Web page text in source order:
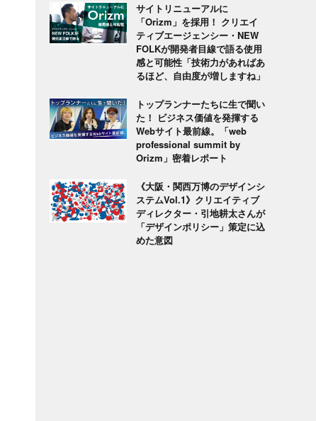
サイトリニューアルに
「Orizm」を採用！ クリエイ
ティブエージェンシー・NEW
FOLKが開発者目線で語る使用
感と可能性「技術力があればあ
るほど、自由度が増しますね」
トップランナーたちに生で聞い
た！ ビジネス価値を発揮する
Webサイト最前線。「web
professional summit by
Orizm」密着レポート
《大阪・関西万博のデザインシ
ステムVol.1》クリエイティブ
ディレクター・引地耕太さんが
「デザインポリシー」策定に込
めた意図